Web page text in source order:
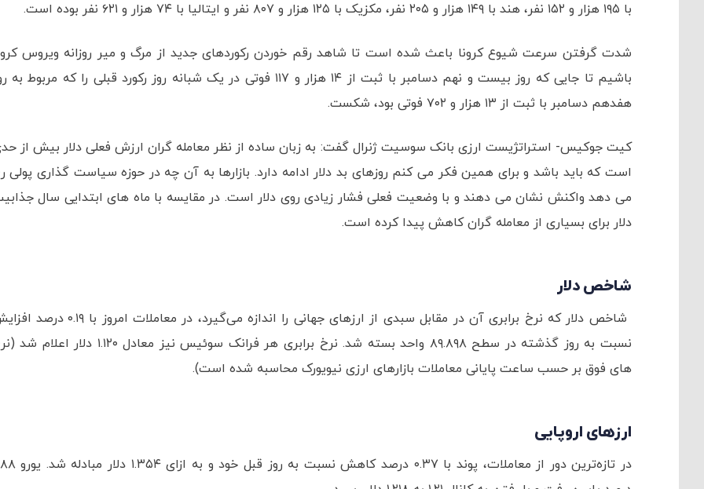
با ۱۹۵ هزار و ۱۵۲ نفر، هند با ۱۴۹ هزار و ۲۰۵ نفر، مکزیک با ۱۲۵ هزار و ۸۰۷ نفر و ایتالیا با ۷۴ هزار و ۶۲۱ نفر بوده است.
شدت گرفتن سرعت شیوع کرونا باعث شده است تا شاهد رقم خوردن رکوردهای جدید از مرگ و میر روزانه ویروس
باشیم تا جایی که روز بیست و نهم دسامبر با ثبت از ۱۴ هزار و ۱۱۷ فوتی در یک شبانه روز رکورد قبلی را که مربوط به
هفدهم دسامبر با ثبت از ۱۳ هزار و ۷۰۲ فوتی بود، شکست.
کیت جوکیس- استراتژیست ارزی بانک سوسیت ژنرال گفت: به زبان ساده از نظر معامله گران ارزش فعلی دلار بیش از
است که باید باشد و برای همین فکر می کنم روزهای بد دلار ادامه دارد. بازارها به آن چه در حوزه سیاست گذاری پولی
می دهد واکنش نشان می دهند و با وضعیت فعلی فشار زیادی روی دلار است. در مقایسه با ماه های ابتدایی سال
دلار برای بسیاری از معامله گران کاهش پیدا کرده است.
شاخص دلار
شاخص دلار که نرخ برابری آن در مقابل سبدی از ارزهای جهانی را اندازه می‌گیرد، در معاملات امروز
نسبت به روز گذشته در سطح ۸۹.۸۹۸ واحد بسته شد. نرخ برابری هر فرانک سوئیس نیز معادل ۱.۱۲۰ دلار
های فوق بر حسب ساعت پایانی معاملات بازارهای ارزی نیویورک محاسبه شده است).
ارزهای اروپایی
در تازه‌ترین دور از معاملات، پوند با ۰.۳۷ درصد کاهش نسبت به